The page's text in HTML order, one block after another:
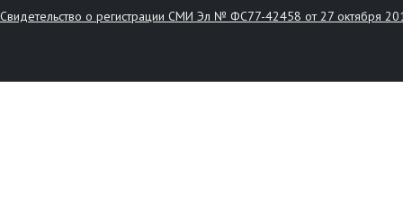
Свидетельство о регистрации СМИ Эл № ФС77-42458 от 27 октября